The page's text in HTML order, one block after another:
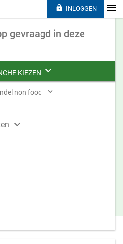
gevraagd in deze
KIEZEN 
non food 

 INLOGGEN